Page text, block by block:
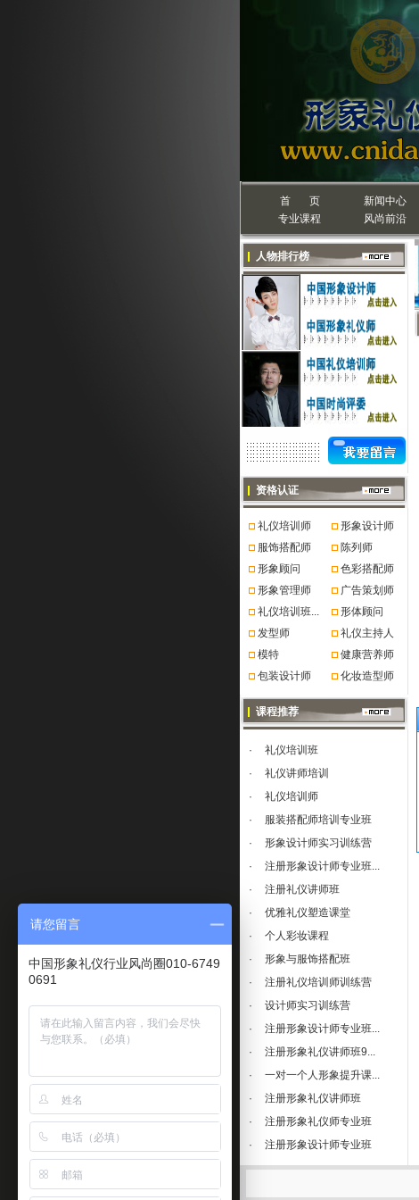
首 页 新闻中心
专业课程
风尚前沿
人物排行榜
资格认证
礼仪培训师
形象设计师
服饰搭配师
陈列师
形象顾问
色彩搭配师
形象管理师
广告策划师
礼仪培训班...
形体顾问
发型师
礼仪主持人
模特
健康营养师
包装设计师
化妆造型师
课程推荐
·
礼仪培训班
·
礼仪讲师培训
·
礼仪培训师
·
服装搭配师培训专业班
·
形象设计师实习训练营
·
注册形象设计师专业班...
·
注册礼仪讲师班
·
优雅礼仪塑造课堂
·
个人彩妆课程
·
形象与服饰搭配班
·
注册礼仪培训师训练营
·
设计师实习训练营
·
注册形象设计师专业班...
·
注册形象礼仪讲师班9...
·
一对一个人形象提升课...
·
注册形象礼仪讲师班
·
注册形象礼仪师专业班
·
注册形象设计师专业班
请您留言
中国形象礼仪行业风尚圈010-6749
0691